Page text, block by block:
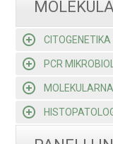
CITOGENETIKA
PCR